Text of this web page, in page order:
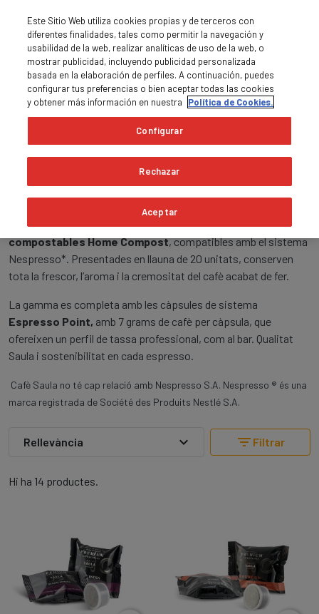
MENU 
Cafè en càpsules
Cafè en Càpsules Premium – Cafè Saula
Gaudeix de l’autèntic sabor Saula amb les nostrescàpsules
compostables Home Compost, compatibles amb el sistema
Nespresso*. Presentades en llauna de 20 unitats, conserven
tota la frescor, l’aroma i la cremositat del cafè acabat de fer.
La gamma es completa amb les càpsules de sistema
Espresso Point, amb 7 grams de cafè per càpsula, que
ofereixen un perfil de tassa professional, com al bar. Qualitat
Saula i sostenibilitat en cada espresso.
Cafè Saula no té cap relació amb Nespresso S.A. Nespresso ® és una
marca registrada de Société des Produits Nestlé S.A.
Hi ha 14 productes.
Rellevància expand_more filter_list Filtrar
Este Sitio Web utiliza cookies propias y de terceros con
diferentes finalidades, tales como permitir la navegación y
usabilidad de la web, realizar analíticas de uso de la web, o
mostrar publicidad, incluyendo publicidad personalizada
basada en la elaboración de perfiles. A continuación, puedes
configurar tus preferencias o bien aceptar todas las cookies
y obtener más información en nuestra
Política de Cookies.
Configurar
Rechazar
Aceptar